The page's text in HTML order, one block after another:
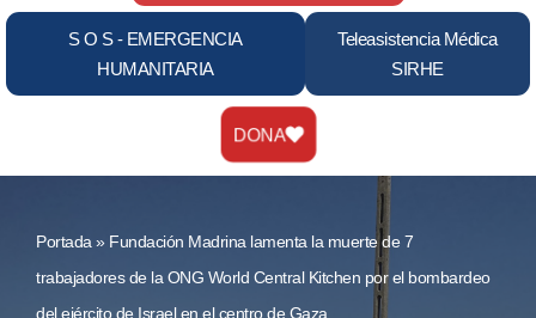
S O S - EMERGENCIA
HUMANITARIA
Teleasistencia Médica
SIRHE
DONA
Portada » Fundación Madrina lamenta la muerte de 7
trabajadores de la ONG World Central Kitchen por el bombardeo
del ejército de Israel en el centro de Gaza